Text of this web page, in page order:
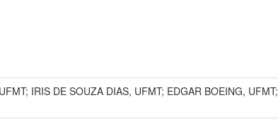
IRIS DE SOUZA DIAS, UFMT; EDGAR BOEING,